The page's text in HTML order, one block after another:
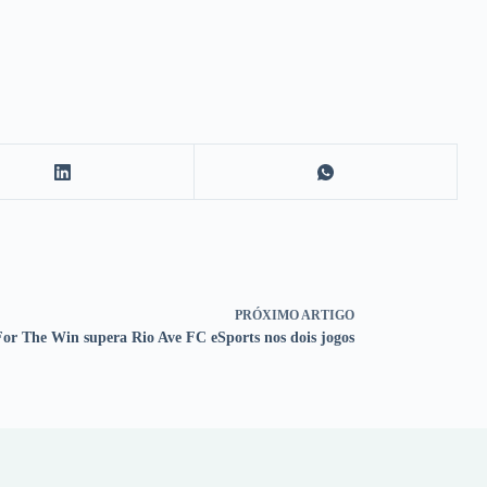
PRÓXIMO ARTIGO
The Win supera Rio Ave FC eSports nos dois jogos